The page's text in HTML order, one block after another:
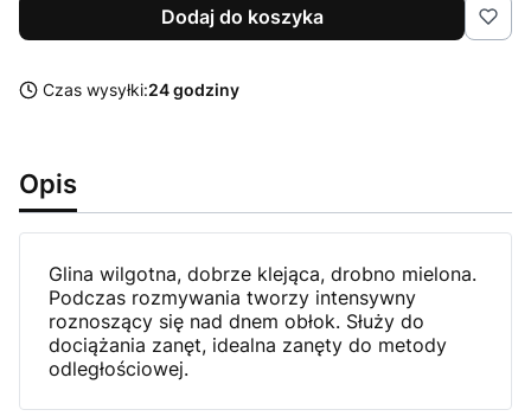
Dodaj do koszyka
Czas wysyłki:24 godziny
Opis
Glina wilgotna, dobrze klejąca, drobno mielona.
Podczas rozmywania tworzy intensywny
roznoszący się nad dnem obłok. Służy do
dociążania zanęt, idealna zanęty do metody
odległościowej.